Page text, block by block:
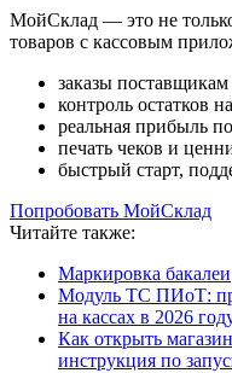
МойСклад — это не
товаров с кассовым
заказы
контроль остатков
реальная прибыль
печать чеков и
быстрый старт,
Попробовать МойСклад
Читайте также:
Маркировка бакалеи
Модуль ТС ПИоТ:
на кассах в 2026
Как открыть
инструкция по